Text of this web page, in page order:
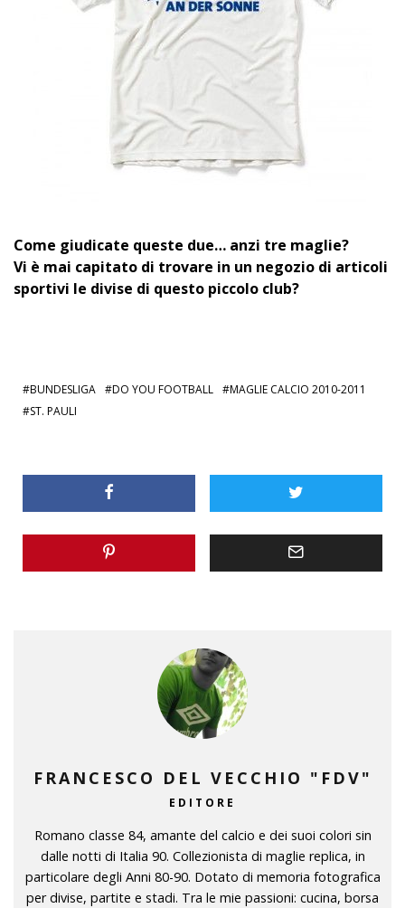
Come giudicate queste due… anzi tre maglie?
Vi è mai capitato di trovare in un negozio di articoli
sportivi le divise di questo piccolo club?
BUNDESLIGA DO YOU FOOTBALL
MAGLIE CALCIO 2010-2011
ST. PAULI
FRANCESCO DEL VECCHIO "FDV"
EDITORE
Romano classe 84, amante del calcio e dei suoi colori sin
dalle notti di Italia 90. Collezionista di maglie replica, in
particolare degli Anni 80-90. Dotato di memoria fotografica
per divise, partite e stadi. Tra le mie passioni: cucina, borsa